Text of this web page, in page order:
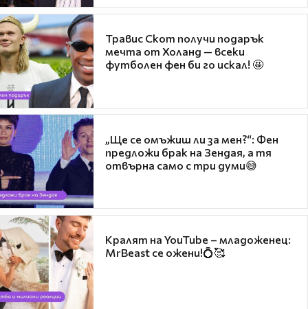
Травис Скот получи подарък
мечта от Холанд — всеки
футболен фен би го искал! 🤩
„Ще се омъжиш ли за мен?“: Фен
предложи брак на Зендая, а тя
отвърна само с три думи😅
Кралят на YouTube – младоженец:
MrBeast се ожени!💍🥰